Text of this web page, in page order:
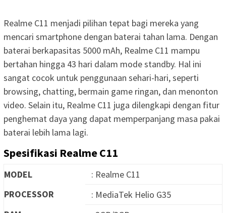
Realme C11 menjadi pilihan tepat bagi mereka yang
mencari smartphone dengan baterai tahan lama. Dengan
baterai berkapasitas 5000 mAh, Realme C11 mampu
bertahan hingga 43 hari dalam mode standby. Hal ini
sangat cocok untuk penggunaan sehari-hari, seperti
browsing, chatting, bermain game ringan, dan menonton
video. Selain itu, Realme C11 juga dilengkapi dengan fitur
penghemat daya yang dapat memperpanjang masa pakai
baterai lebih lama lagi.
Spesifikasi Realme C11
MODEL
: Realme C11
PROCESSOR
: MediaTek Helio G35